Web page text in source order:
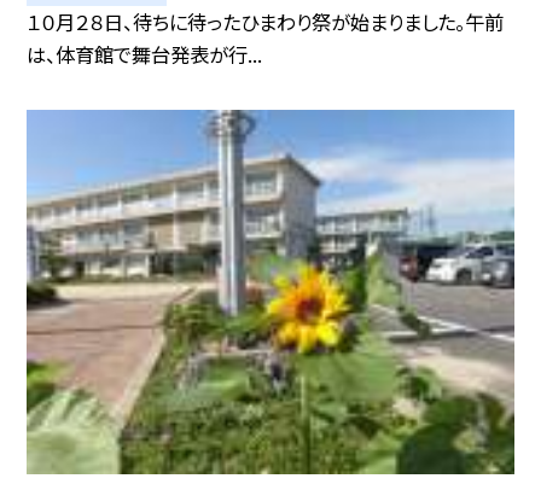
１０月２８日、待ちに待ったひまわり祭が始まりました。午前
は、体育館で舞台発表が行...